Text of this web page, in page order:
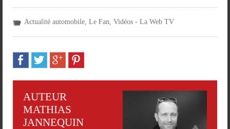
Actualité automobile Le Fan Vidéos - La Web TV
AUTEUR
MATHIAS
JANNEQUIN